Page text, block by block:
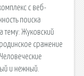
с веб-
поиска
тему: Жуковский
сражение
и нежный.